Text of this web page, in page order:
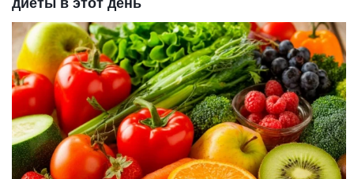
диеты в этот день